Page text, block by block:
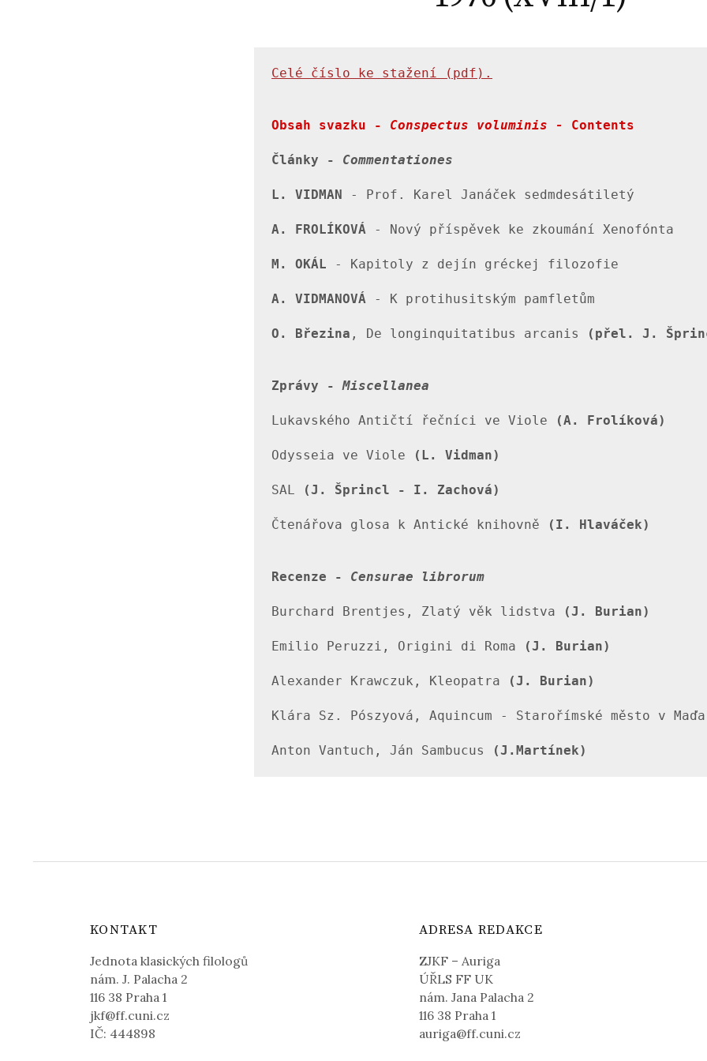
Celé číslo ke stažení (pdf).
Obsah svazku - Conspectus voluminis - Contents
Články - Commentationes
L. VIDMAN
A. FROLÍKOVÁ - Nový příspěvek ke zkoumání Xenofónta
M. OKÁL - Kapitoly z dejín gréckej filozofie
A. VIDMANOVÁ - K protihusitským pamfletům
O. Březina , De longinquitatibus arcanis (přel. J.
Zprávy - Miscellanea
Lukavského Antičtí řečníci ve Viole (A. Frolíková)
Odysseia ve Viole (L. Vidman)
SAL (J. Šprincl - I. Zachová)
Čtenářova glosa k Antické knihovně (I. Hlaváček)
Recenze - Censurae librorum
Burchard Brentjes, Zlatý věk lidstva (J. Burian)
Emilio Peruzzi, Origini di Roma (J. Burian)
Alexander Krawczuk, Kleopatra (J. Burian)
Klára Sz. Pószyová, Aquincum - Starořímské město v
Anton Vantuch, Ján Sambucus
KONTAKT
Jednota klasických filologů
nám. J. Palacha 2
116 38 Praha 1
jkf@ff.cuni.cz
IČ: 444898
ADRESA REDAKCE
ZJKF – Auriga
ÚŘLS FF UK
nám. Jana Palacha 2
116 38 Praha 1
auriga@ff.cuni.cz